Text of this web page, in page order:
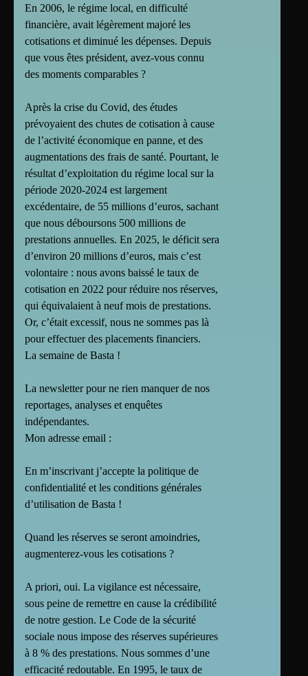
En 2006, le régime local, en difficulté
financière, avait légèrement majoré les
cotisations et diminué les dépenses. Depuis
que vous êtes président, avez-vous connu
des moments comparables ?
Après la crise du Covid, des études
prévoyaient des chutes de cotisation à cause
de l’activité économique en panne, et des
augmentations des frais de santé. Pourtant, le
résultat d’exploitation du régime local sur la
période 2020-2024 est largement
excédentaire, de 55 millions d’euros, sachant
que nous déboursons 500 millions de
prestations annuelles. En 2025, le déficit sera
d’environ 20 millions d’euros, mais c’est
volontaire : nous avons baissé le taux de
cotisation en 2022 pour réduire nos réserves,
qui équivalaient à neuf mois de prestations.
Or, c’était excessif, nous ne sommes pas là
pour effectuer des placements financiers.
La semaine de Basta !
La newsletter pour ne rien manquer de nos
reportages, analyses et enquêtes
indépendantes.
Mon adresse email :
En m’inscrivant j’accepte la politique de
confidentialité et les conditions générales
d’utilisation de Basta !
Quand les réserves se seront amoindries,
augmenterez-vous les cotisations ?
A priori, oui. La vigilance est nécessaire,
sous peine de remettre en cause la crédibilité
de notre gestion. Le Code de la sécurité
sociale nous impose des réserves supérieures
à 8 % des prestations. Nous sommes d’une
efficacité redoutable. En 1995, le taux de